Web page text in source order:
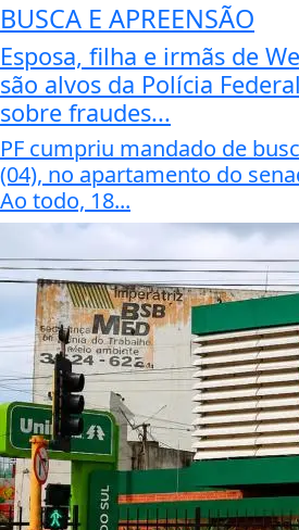
BUSCA E APREENSÃO
Esposa, filha e irmãs de
são alvos da Polícia
sobre fraudes...
PF cumpriu mandado de
(04), no apartamento do
Ao todo, 18...